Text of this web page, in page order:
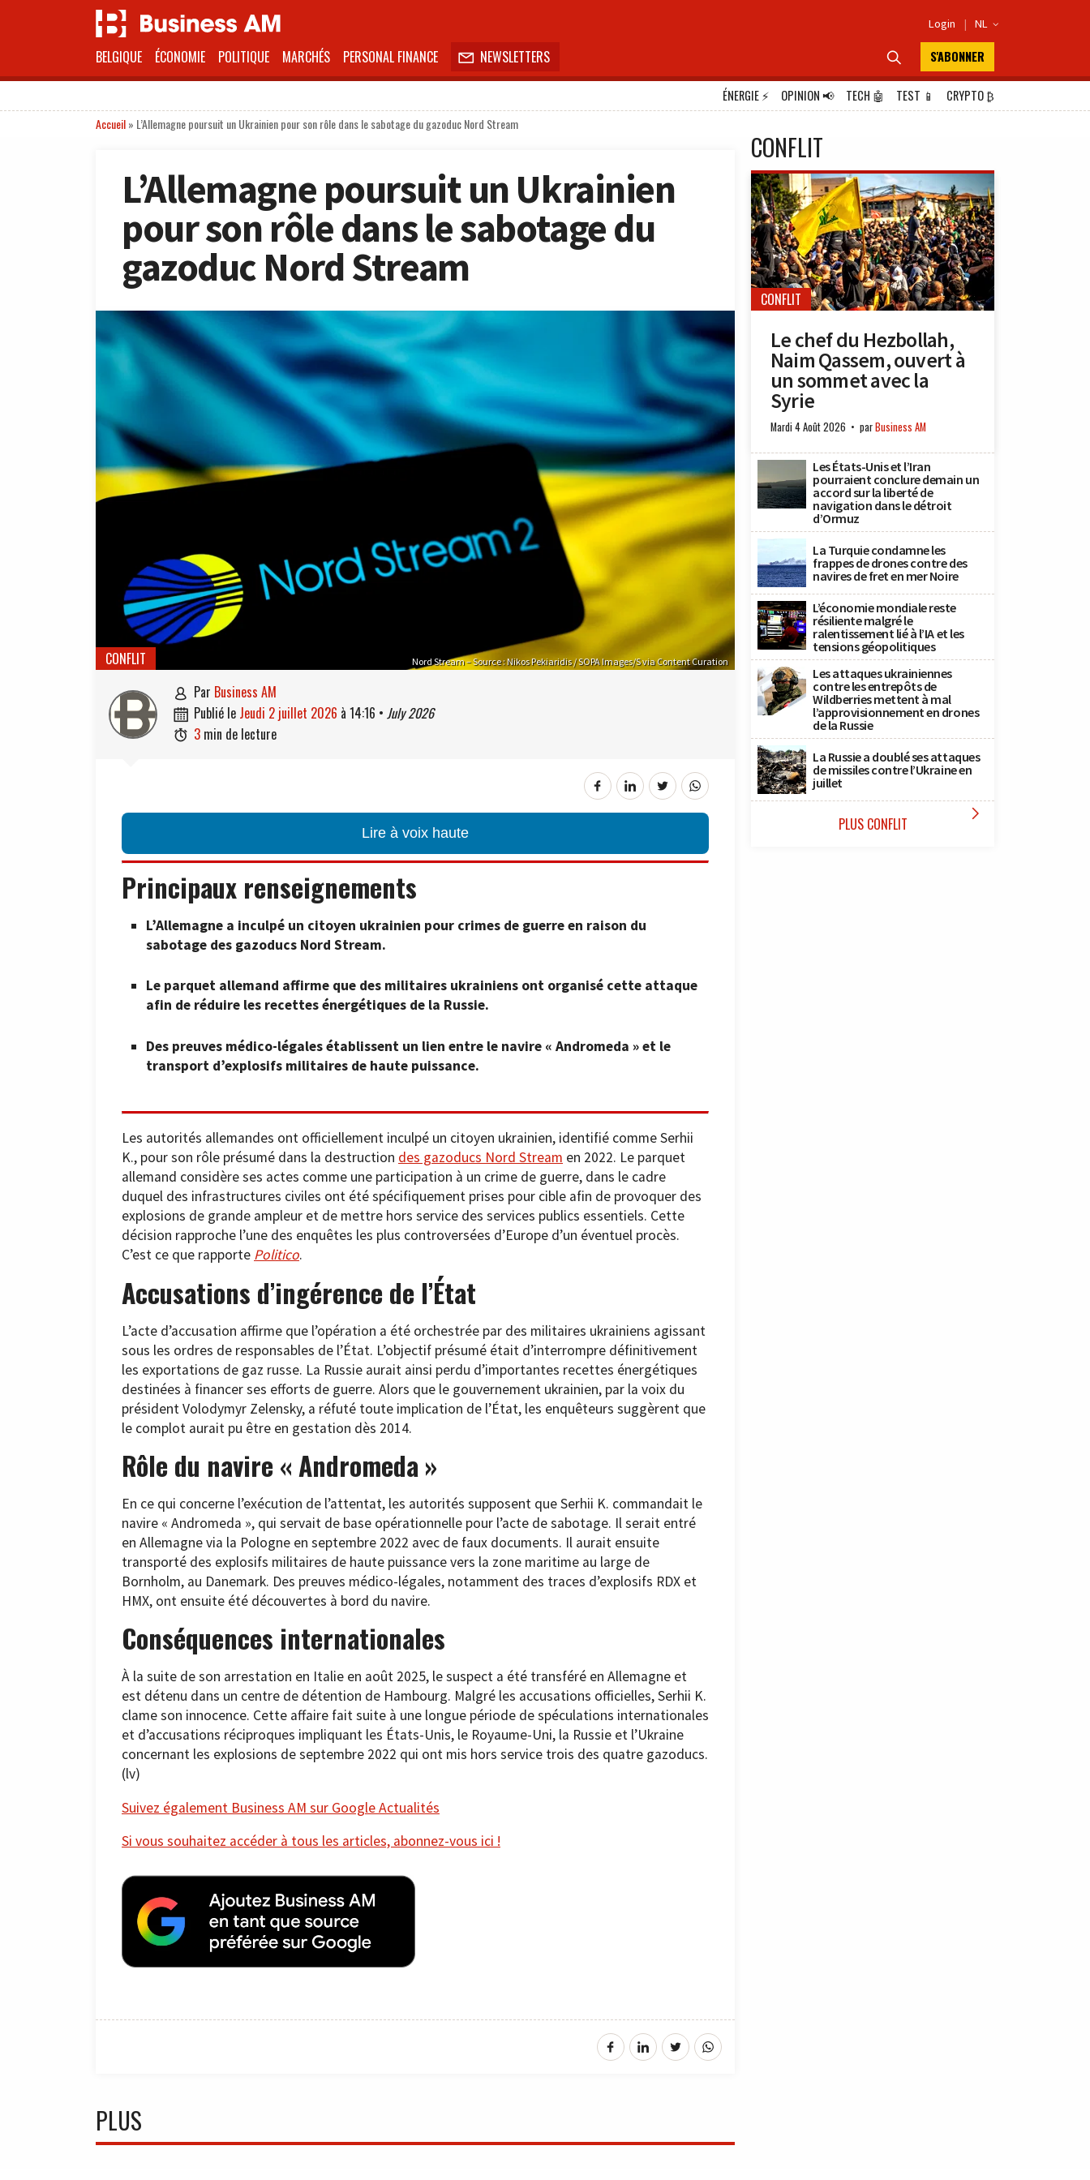
Login | NL 
BELGIQUE ÉCONOMIE POLITIQUE MARCHÉS PERSONAL FINANCE  NEWSLETTERS  S'ABONNER
ÉNERGIE⚡ OPINION📢 TECH 🤖 TEST 📱 CRYPTO₿
Accueil» L’Allemagne poursuit un Ukrainien pour son rôle dans le sabotage du gazoduc Nord Stream
L’Allemagne poursuit un Ukrainien
pour son rôle dans le sabotage du
gazoduc Nord Stream
Nord Stream – Source : Nikos Pekiaridis / SOPA Images/S via Content Curation
CONFLIT
 par Business AM
 publié le jeudi 2 juillet 2026 à 14:16 • July 2026
 3 min de lecture
Lire à voix haute
Principaux renseignements
L’Allemagne a inculpé un citoyen ukrainien pour crimes de guerre en raison du
sabotage des gazoducs Nord Stream.
Le parquet allemand affirme que des militaires ukrainiens ont organisé cette attaque
afin de réduire les recettes énergétiques de la Russie.
Des preuves médico-légales établissent un lien entre le navire « Andromeda » et le
transport d’explosifs militaires de haute puissance.
Les autorités allemandes ont officiellement inculpé un citoyen ukrainien, identifié comme Serhii
K., pour son rôle présumé dans la destruction des gazoducs Nord Stream en 2022. Le parquet
allemand considère ses actes comme une participation à un crime de guerre, dans le cadre
duquel des infrastructures civiles ont été spécifiquement prises pour cible afin de provoquer des
explosions de grande ampleur et de mettre hors service des services publics essentiels. Cette
décision rapproche l’une des enquêtes les plus controversées d’Europe d’un éventuel procès.
C’est ce que rapporte Politico.
Accusations d’ingérence de l’État
L’acte d’accusation affirme que l’opération a été orchestrée par des militaires ukrainiens agissant
sous les ordres de responsables de l’État. L’objectif présumé était d’interrompre définitivement
les exportations de gaz russe. La Russie aurait ainsi perdu d’importantes recettes énergétiques
destinées à financer ses efforts de guerre. Alors que le gouvernement ukrainien, par la voix du
président Volodymyr Zelensky, a réfuté toute implication de l’État, les enquêteurs suggèrent que
le complot aurait pu être en gestation dès 2014.
Rôle du navire « Andromeda »
En ce qui concerne l’exécution de l’attentat, les autorités supposent que Serhii K. commandait le
navire « Andromeda », qui servait de base opérationnelle pour l’acte de sabotage. Il serait entré
en Allemagne via la Pologne en septembre 2022 avec de faux documents. Il aurait ensuite
transporté des explosifs militaires de haute puissance vers la zone maritime au large de
Bornholm, au Danemark. Des preuves médico-légales, notamment des traces d’explosifs RDX et
HMX, ont ensuite été découvertes à bord du navire.
Conséquences internationales
À la suite de son arrestation en Italie en août 2025, le suspect a été transféré en Allemagne et
est détenu dans un centre de détention de Hambourg. Malgré les accusations officielles, Serhii K.
clame son innocence. Cette affaire fait suite à une longue période de spéculations internationales
et d’accusations réciproques impliquant les États-Unis, le Royaume-Uni, la Russie et l’Ukraine
concernant les explosions de septembre 2022 qui ont mis hors service trois des quatre gazoducs.
(lv)
Suivez également Business AM sur Google Actualités
Si vous souhaitez accéder à tous les articles, abonnez-vous ici !
PLUS
CONFLIT
CONFLIT
Le chef du Hezbollah,
Naim Qassem, ouvert à
un sommet avec la
Syrie
Mardi 4 Août 2026 parBusiness AM
Les États-Unis et l’Iran
pourraient conclure demain un
accord sur la liberté de
navigation dans le détroit
d’Ormuz
La Turquie condamne les
frappes de drones contre des
navires de fret en mer Noire
L’économie mondiale reste
résiliente malgré le
ralentissement lié à l’IA et les
tensions géopolitiques
Les attaques ukrainiennes
contre les entrepôts de
Wildberries mettent à mal
l’approvisionnement en drones
de la Russie
La Russie a doublé ses attaques
de missiles contre l’Ukraine en
juillet
PLUS CONFLIT 